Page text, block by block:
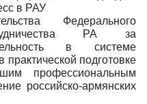
в РАУ
Федерального
РА за
в системе
практической подготовке
профессиональным
российско-армянских